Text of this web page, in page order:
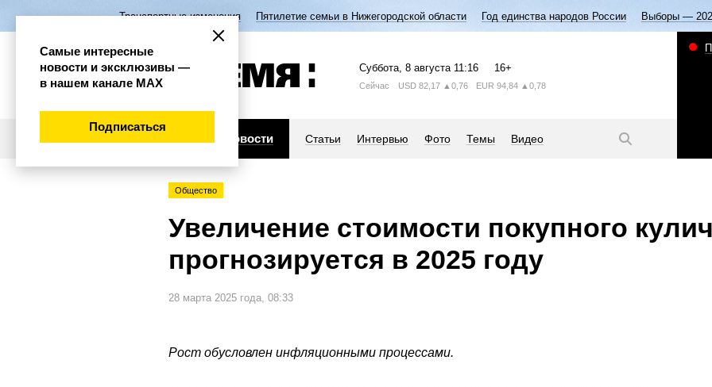
Транспортные изменения Пятилетие семьи в Нижегородской области Год единства народов России Выборы —
Суббота, 8 августа 11:16 16+
Сейчас USD 82,17 ▲0,76 EUR 94,84 ▲0,78
Новости Статьи Интервью Фото Темы Видео
Общество
Увеличение стоимости покупного
прогнозируется в 2025 году
28 марта 2025 года, 08:33
Рост обусловлен инфляционными процессами.
Самые интересные
новости и эксклюзивы —
в нашем канале МАХ
Подписаться